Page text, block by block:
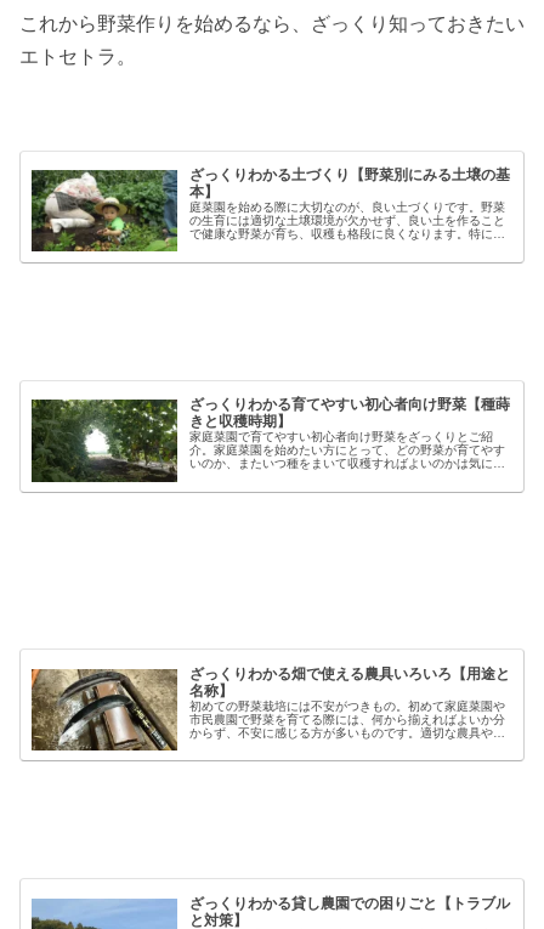
これから野菜作りを始めるなら、ざっくり知っておきたい
エトセトラ。
ざっくりわかる土づくり【野菜別にみる土壌の基
本】
庭菜園を始める際に大切なのが、良い土づくりです。野菜
の生育には適切な土壌環境が欠かせず、良い土を作ること
で健康な野菜が育ち、収穫も格段に良くなります。特に初
家庭菜園で失敗しないコツと言える...
ざっくりわかる育てやすい初心者向け野菜【種蒔
きと収穫時期】
家庭菜園で育てやすい初心者向け野菜をざっくりとご紹
介。家庭菜園を始めたい方にとって、どの野菜が育てやす
いのか、またいつ種をまいて収穫すればよいのかは気にな
類でも「早生」「中生」「晩生」など...
ざっくりわかる畑で使える農具いろいろ【用途と
名称】
初めての野菜栽培には不安がつきもの。初めて家庭菜園や
市民農園で野菜を育てる際には、何から揃えればよいか分
からず、不安に感じる方が多いものです。適切な農具や資
しますが、種類も多く、初心者には...
ざっくりわかる貸し農園での困りごと【トラブル
と対策】